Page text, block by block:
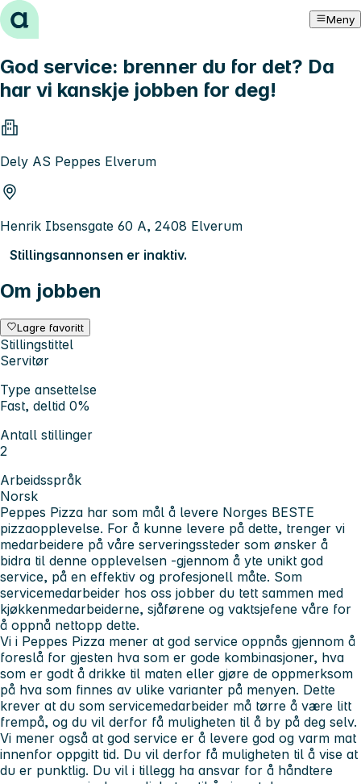
Hopp til innhold Meny
God service: brenner du for det? Da
har vi kanskje jobben for deg!
Dely AS Peppes Elverum
Henrik Ibsensgate 60 A, 2408 Elverum
Stillingsannonsen er inaktiv.
Om jobben
Lagre favoritt
Stillingstittel
Servitør
Type ansettelse
Fast, deltid 0%
Antall stillinger
2
Arbeidsspråk
Norsk
Peppes Pizza har som mål å levere Norges BESTE
pizzaopplevelse. For å kunne levere på dette, trenger vi
medarbeidere på våre serveringssteder som ønsker å
bidra til denne opplevelsen -gjennom å yte unikt god
service, på en effektiv og profesjonell måte. Som
servicemedarbeider hos oss jobber du tett sammen med
kjøkkenmedarbeiderne, sjåførene og vaktsjefene våre for
å oppnå nettopp dette.
Vi i Peppes Pizza mener at god service oppnås gjennom å
foreslå for gjesten hva som er gode kombinasjoner, hva
som er godt å drikke til maten eller gjøre de oppmerksom
på hva som finnes av ulike varianter på menyen. Dette
krever at du som servicemedarbeider må tørre å være litt
frempå, og du vil derfor få muligheten til å by på deg selv.
Vi mener også at god service er å levere god og varm mat
innenfor oppgitt tid. Du vil derfor få muligheten til å vise at
du er punktlig. Du vil i tillegg ha ansvar for å håndtere